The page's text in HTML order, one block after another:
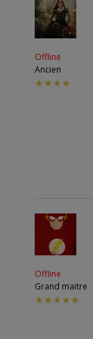
Offline
Ancien
★★★★
Offline
Grand maitre
★★★★★